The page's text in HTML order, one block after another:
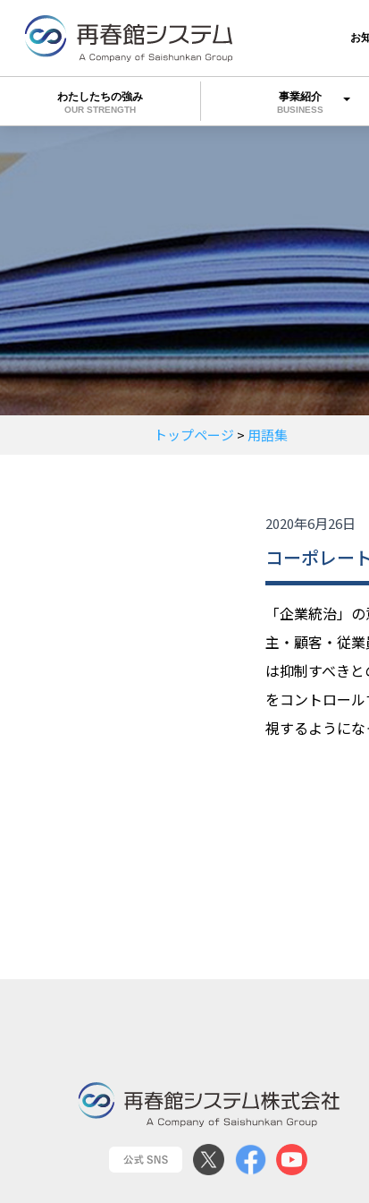
お
わたしたちの強み
OUR STRENGTH
事業紹介
BUSINESS
トップページ > 用語集
2020年6月26日
コーポレー
「企業統治」
主・顧客・従
は抑制すべき
をコントロー
視するようにな